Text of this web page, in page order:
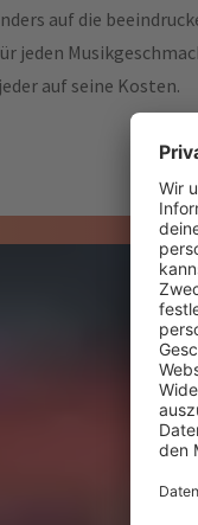
auf die
jeden
auf seine Kosten.